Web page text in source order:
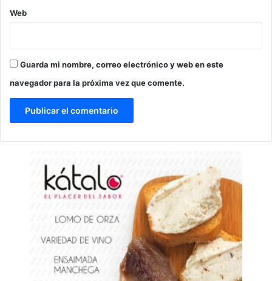
Web
Guarda mi nombre, correo electrónico y web en este
navegador para la próxima vez que comente.